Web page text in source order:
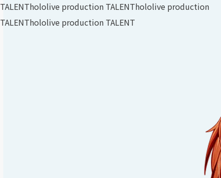
TALENThololive production TALENThololive production
TALENThololive production TALENT